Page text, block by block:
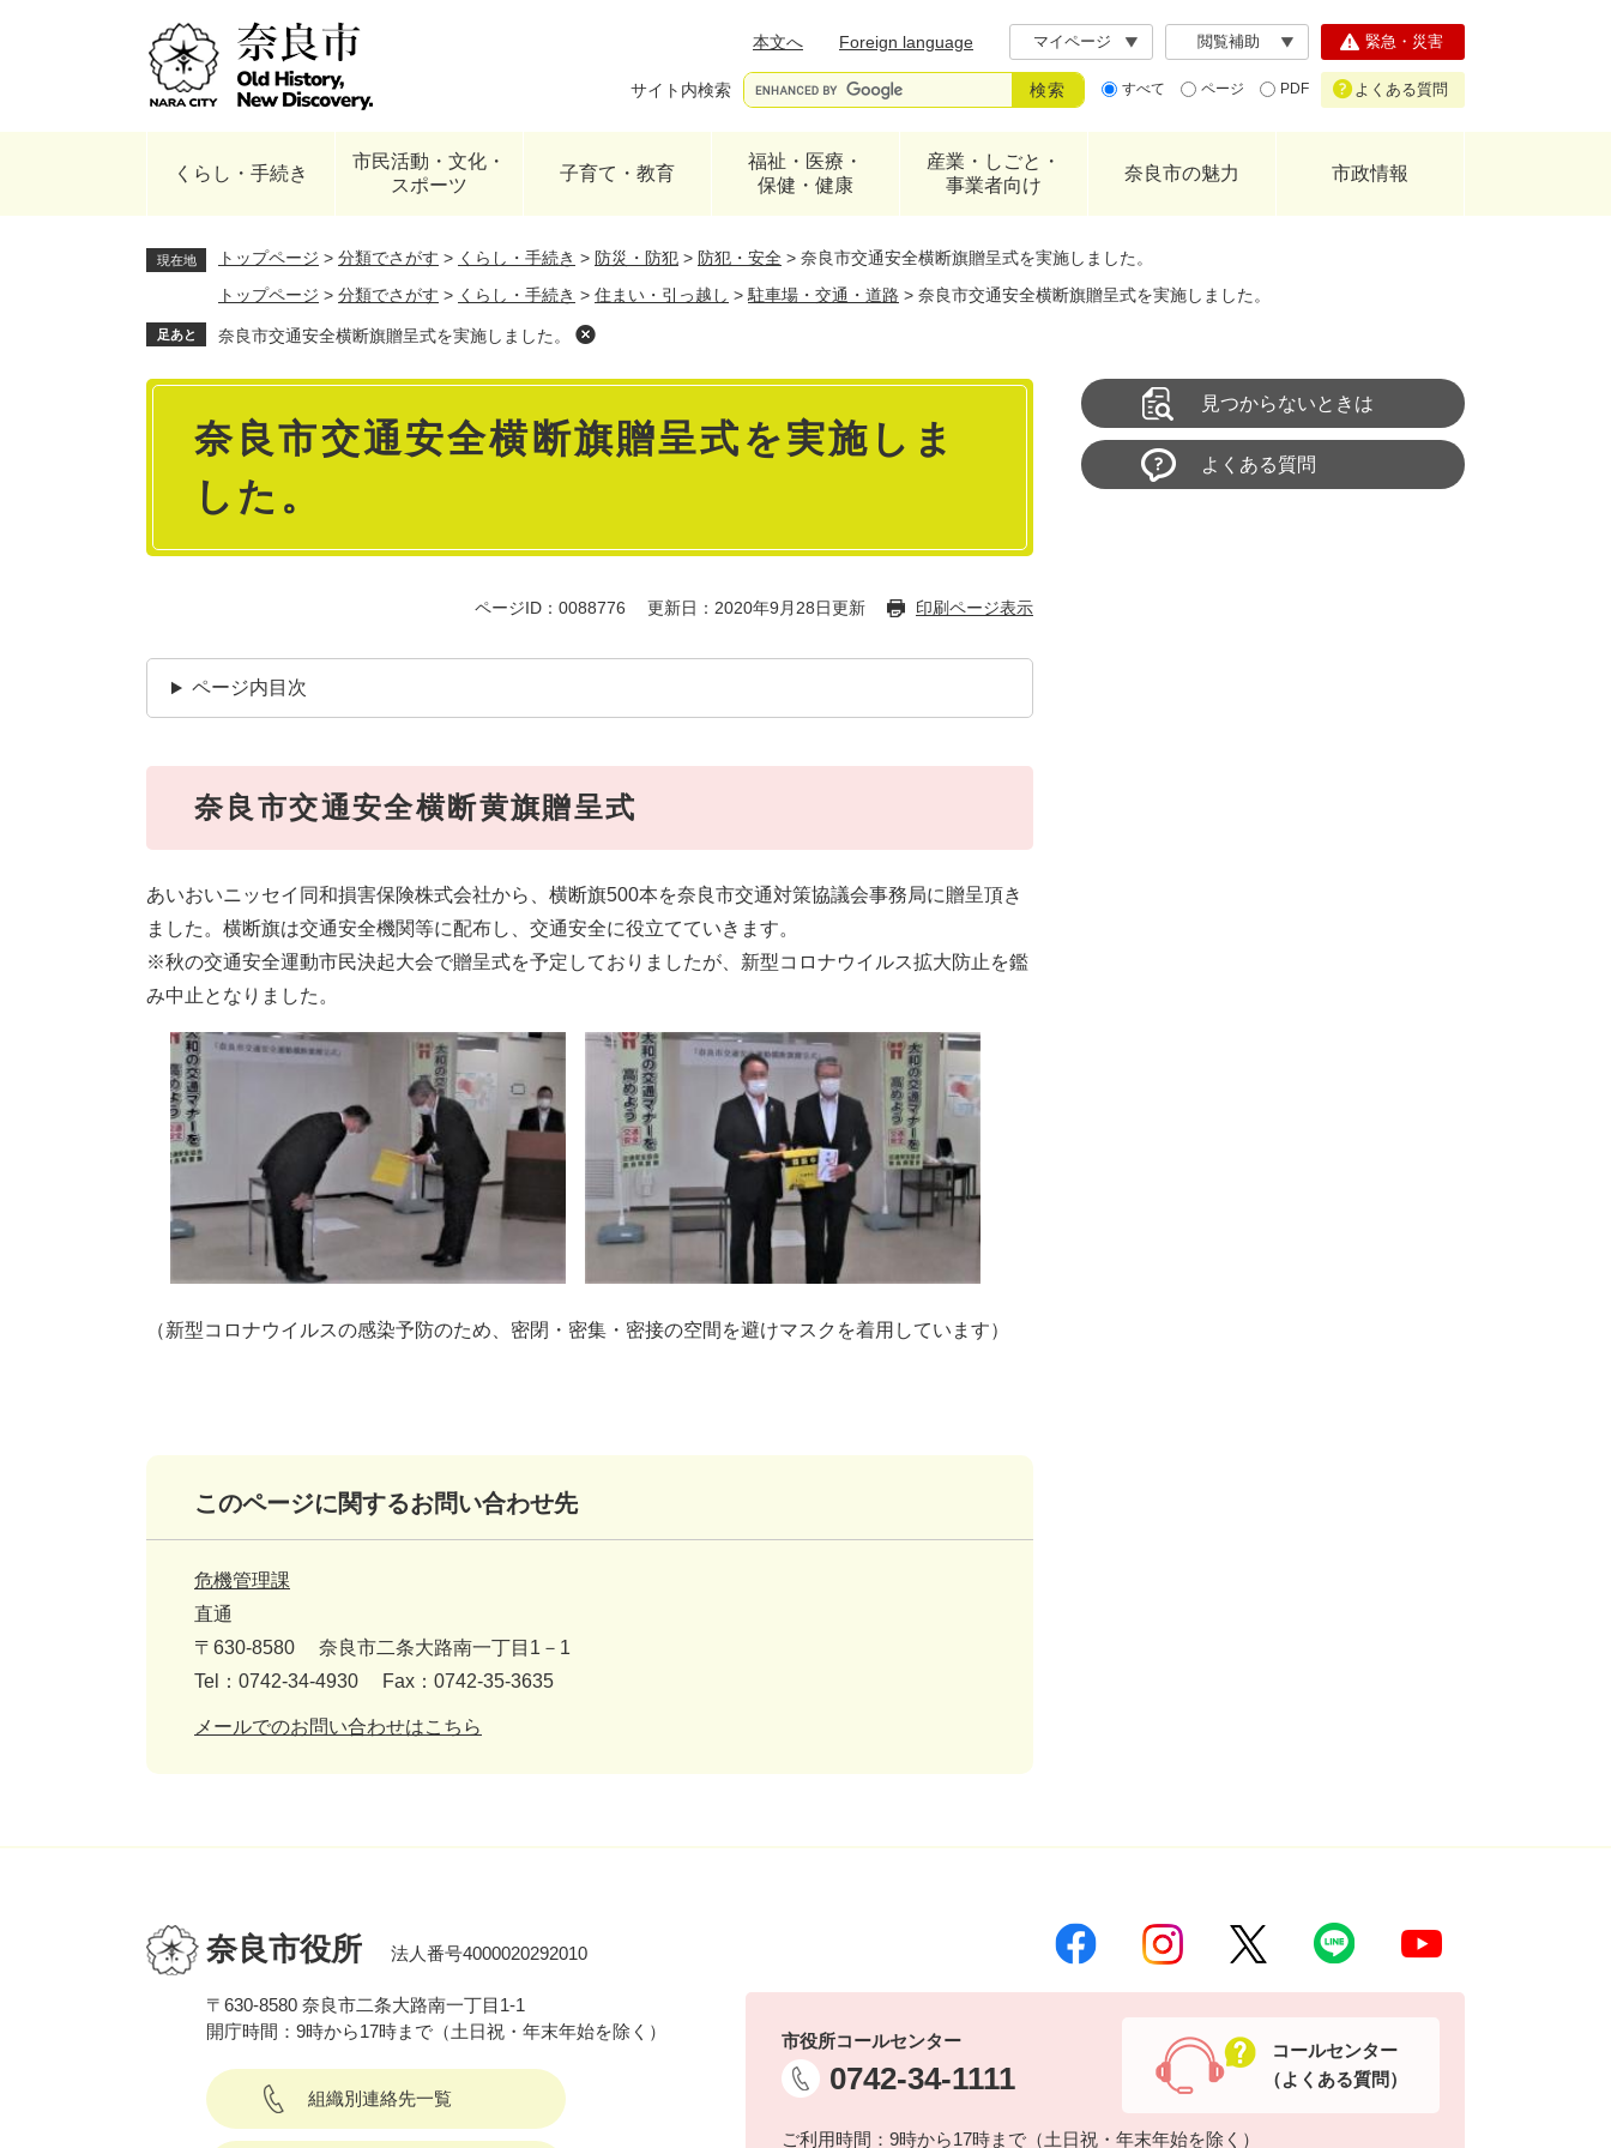
本文へ
Foreign language マイページ 閲覧補助
サイト内検索 すべて ページ PDF
緊急・災害
よくある質問
くらし・手続き
市民活動・文化・
スポーツ
子育て・教育
福祉・医療・
保健・健康
産業・しごと・
事業者向け
奈良市の魅力 市政情報
現在地 トップページ > 分類でさがす > くらし・手続き > 防災・防犯 > 防犯・安全 > 奈良市交通安全横断旗贈呈式を実施しました。
トップページ > 分類でさがす > くらし・手続き > 住まい・引っ越し > 駐車場・交通・道路 > 奈良市交通安全横断旗贈呈式を実施しました。
足あと 奈良市交通安全横断旗贈呈式を実施しました。
本
奈良市交通安全横断旗贈呈式を実施しま
した。
ページID：0088776 更新日：2020年9月28日更新 印刷ページ表示
ページ内目次
奈良市交通安全横断黄旗贈呈式
あいおいニッセイ同和損害保険株式会社から、横断旗500本を奈良市交通対策協議会事務局に贈呈頂き
ました。横断旗は交通安全機関等に配布し、交通安全に役立てていきます。
※秋の交通安全運動市民決起大会で贈呈式を予定しておりましたが、新型コロナウイルス拡大防止を鑑
み中止となりました。
（新型コロナウイルスの感染予防のため、密閉・密集・密接の空間を避けマスクを着用しています）
このページに関するお問い合わせ先
危機管理課
直通
〒630-8580
奈良市二条大路南一丁目1－1
Tel：0742-34-4930
Fax：0742-35-3635
メールでのお問い合わせはこちら
見つからないときは
よくある質問
奈良市役所 法人番号4000020292010
〒630-8580 奈良市二条大路南一丁目1-1
開庁時間：9時から17時まで（土日祝・年末年始を除く）
組織別連絡先一覧
市役所コールセンター
0742-34-1111
ご利用時間：9時から17時まで（土日祝・年末年始を除く）
コールセンター
（よくある質問）